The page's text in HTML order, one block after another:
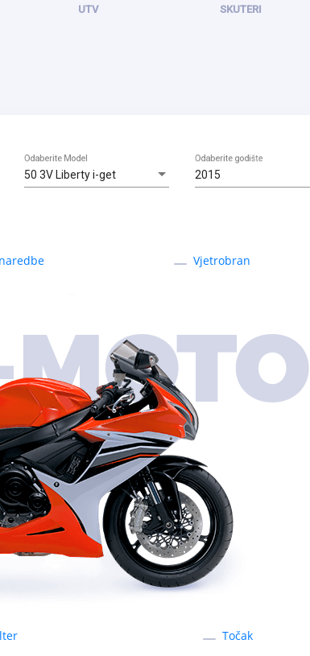
UTV SKUTERI
50 3V Liberty i-get
Odaberite Model
2015
Odaberite godište
Vjetrobran
Točak